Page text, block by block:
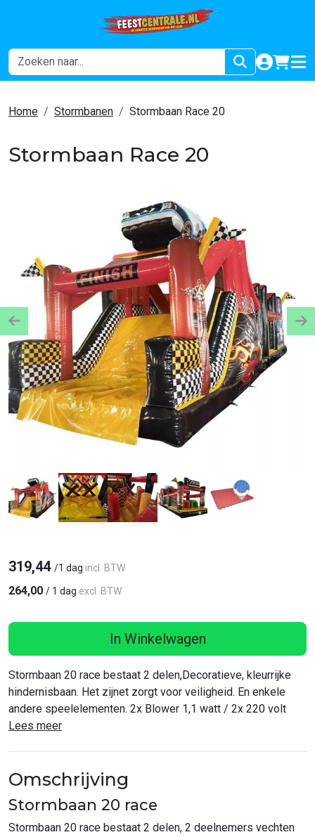
naar
Home Stormbanen Stormbaan Race 20
Stormbaan Race 20
Previous
319,44 /1 dag incl. BTW
264,00 / 1 dag excl. BTW
In Winkelwagen
Stormbaan 20 race bestaat 2 delen,Decoratieve, kleurrijke
hindernisbaan. Het zijnet zorgt voor veiligheid. En enkele
andere speelelementen. 2x Blower 1,1 watt / 2x 220 volt
Lees meer
Omschrijving
Stormbaan 20 race
Stormbaan 20 race bestaat 2 delen, 2 deelnemers vechten